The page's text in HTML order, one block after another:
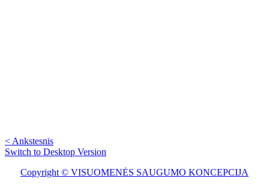
< Ankstesnis
Switch to Desktop Version
Copyright © VISUOMENĖS SAUGUMO KONCEPCIJA